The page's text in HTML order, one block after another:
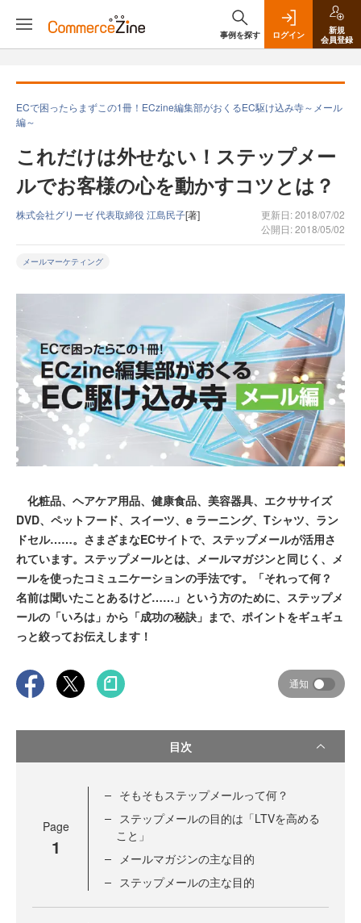
事例を探す ログイン
新規
会員登録
ECで困ったらまずこの1冊！ECzine編集部がおくるEC駆け込み寺～メール
編～
これだけは外せない！ステップメー
ルでお客様の心を動かすコツとは？
株式会社グリーゼ 代表取締役 江島民子[著]
更新日: 2018/07/02
公開日: 2018/05/02
メールマーケティング
化粧品、ヘアケア用品、健康食品、美容器具、エクササイズ
DVD、ペットフード、スイーツ、e ラーニング、Tシャツ、ラン
ドセル……。さまざまなECサイトで、ステップメールが活用さ
れています。ステップメールとは、メールマガジンと同じく、メ
ールを使ったコミュニケーションの手法です。「それって何？
名前は聞いたことあるけど……」という方のために、ステップメ
ールの「いろは」から「成功の秘訣」まで、ポイントをギュギュ
っと絞ってお伝えします！
通知
目次
Page
1
そもそもステップメールって何？
ステップメールの目的は「LTVを高める
こと」
メールマガジンの主な目的
ステップメールの主な目的